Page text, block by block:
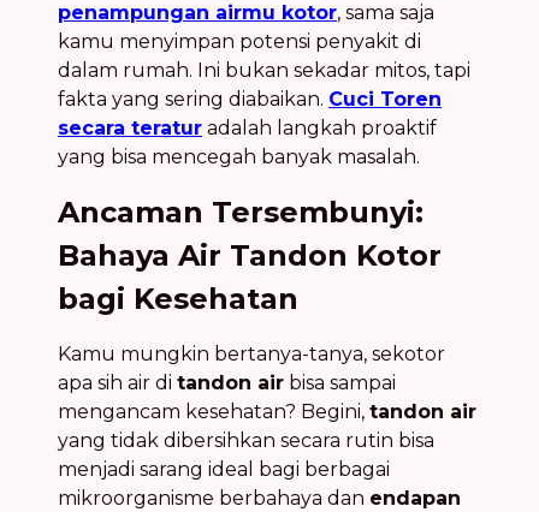
penampungan airmu kotor, sama saja
kamu menyimpan potensi penyakit di
dalam rumah. Ini bukan sekadar mitos, tapi
fakta yang sering diabaikan. Cuci Toren
secara teratur adalah langkah proaktif
yang bisa mencegah banyak masalah.
Ancaman Tersembunyi:
Bahaya Air Tandon Kotor
bagi Kesehatan
Kamu mungkin bertanya-tanya, sekotor
apa sih air di tandon air bisa sampai
mengancam kesehatan? Begini, tandon air
yang tidak dibersihkan secara rutin bisa
menjadi sarang ideal bagi berbagai
mikroorganisme berbahaya dan endapan